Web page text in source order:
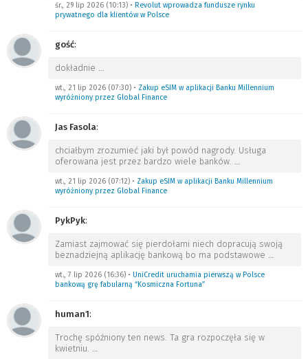
śr., 29 lip 2026 (10:13) • Revolut wprowadza fundusze rynku
prywatnego dla klientów w Polsce
gość:
dokładnie …
wt., 21 lip 2026 (07:30) • Zakup eSIM w aplikacji Banku Millennium
wyróżniony przez Global Finance
Jas Fasola:
chciałbym zrozumieć jaki był powód nagrody. Usługa
oferowana jest przez bardzo wiele banków. …
wt., 21 lip 2026 (07:12) • Zakup eSIM w aplikacji Banku Millennium
wyróżniony przez Global Finance
PykPyk:
Zamiast zajmować się pierdołami niech dopracują swoją
beznadziejną aplikację bankową bo ma podstawowe …
wt., 7 lip 2026 (16:36) • UniCredit uruchamia pierwszą w Polsce
bankową grę fabularną “Kosmiczna Fortuna”
human1:
Trochę spóźniony ten news. Ta gra rozpoczęła się w
kwietniu. …